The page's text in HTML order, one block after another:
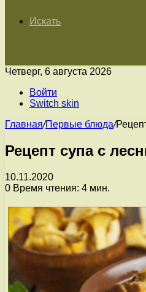
Искать
Четверг, 6 августа 2026
Войти
Switch skin
Главная/Первые блюда/
Рецепт супа с
10.11.2020
0 Время чтения: 4 мин.